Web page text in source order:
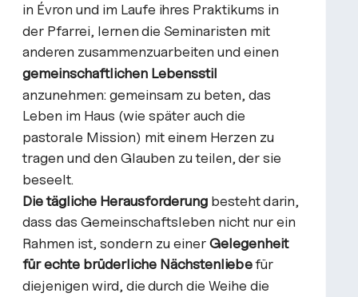
in Évron und im Laufe ihres Praktikums in
der Pfarrei, lernen die Seminaristen mit
anderen zusammenzuarbeiten und einen
gemeinschaftlichen Lebensstil
anzunehmen: gemeinsam zu beten, das
Leben im Haus (wie später auch die
pastorale Mission) mit einem Herzen zu
tragen und den Glauben zu teilen, der sie
beseelt.
Die tägliche Herausforderungbesteht darin,
dass das Gemeinschaftsleben nicht nur ein
Rahmen ist, sondern zu einerGelegenheit
für echte brüderliche Nächstenliebefür
diejenigen wird, die durch die Weihe die